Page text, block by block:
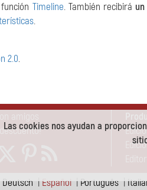
Las cookies nos ayudan a
Timeline. También recibirá
.
2.0.
amigos
Deutsch | Español | Português |